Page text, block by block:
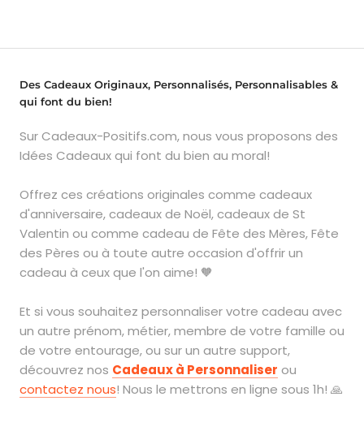
Des Cadeaux Originaux, Personnalisés, Personnalisables &
qui font du bien!
Sur Cadeaux-Positifs.com, nous vous proposons des
Idées Cadeaux qui font du bien au moral!
Offrez ces créations originales comme cadeaux
d'anniversaire, cadeaux de Noël, cadeaux de St
Valentin ou comme cadeau de Fête des Mères, Fête
des Pères ou à toute autre occasion d'offrir un
cadeau à ceux que l'on aime! 🧡
Et si vous souhaitez personnaliser votre cadeau avec
un autre prénom, métier, membre de votre famille ou
de votre entourage, ou sur un autre support,
découvrez nos Cadeaux à Personnaliser ou
contactez nous! Nous le mettrons en ligne sous 1h! 🙏